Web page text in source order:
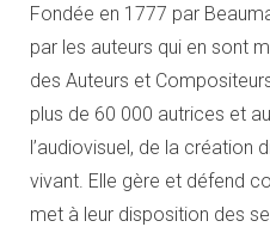
Fondée en 1777 par
par les auteurs qui en sont
des Auteurs et
plus de 60 000 autrices et
l’audiovisuel, de la création
vivant. Elle gère et défend
met à leur disposition des